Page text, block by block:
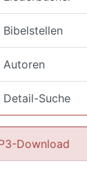
Bibelstellen
Autoren
Detail-Suche
Download